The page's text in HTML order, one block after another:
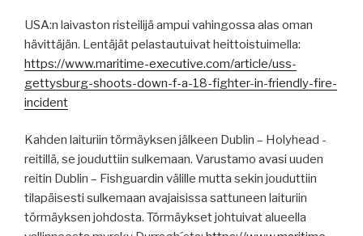
USA:n laivaston risteilijä ampui vahingossa alas oman
hävittäjän. Lentäjät pelastautuivat heittoistuimella:
https://www.maritime-executive.com/article/uss-
gettysburg-shoots-down-f-a-18-fighter-in-friendly-fire-
incident
Kahden laituriin törmäyksen jälkeen Dublin – Holyhead -
reitillä, se jouduttiin sulkemaan. Varustamo avasi uuden
reitin Dublin – Fishguardin välille mutta sekin jouduttiin
tilapäisesti sulkemaan avajaisissa sattuneen laituriin
törmäyksen johdosta. Törmäykset johtuivat alueella